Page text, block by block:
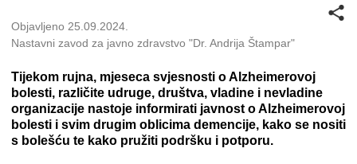
Objavljeno 25.09.2024.
Nastavni zavod za javno zdravstvo "Dr. Andrija Štampar"
Tijekom rujna, mjeseca svjesnosti o Alzheimerovoj
bolesti, različite udruge, društva, vladine i nevladine
organizacije nastoje informirati javnost o Alzheimerovoj
bolesti i svim drugim oblicima demencije, kako se nositi
s bolešću te kako pružiti podršku i potporu.